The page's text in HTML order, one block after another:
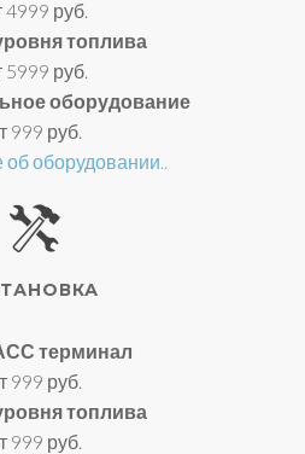
4999 руб.
топлива
5999 руб.
оборудование
999 руб.
оборудовании..
терминал
999 руб.
топлива
999 руб.